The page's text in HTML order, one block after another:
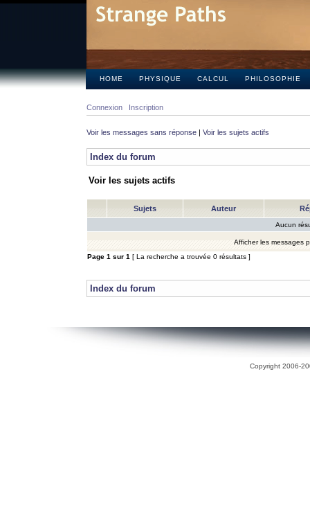
HOME PHYSIQUE CALCUL PHILOSOPHIE
Connexion Inscription
Voir les messages sans réponse | Voir les sujets actifs
Index du forum
Voir les sujets actifs
Sujets Auteur
Aucun
Afficher les messages
Page 1 sur 1 [ La recherche a trouvée 0 résultats ]
Index du forum
Copyright 2006-